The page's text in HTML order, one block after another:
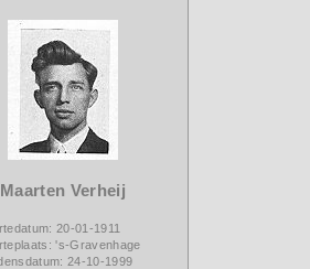
Maarten Verheij
20-01-1911
's-Gravenhage
24-10-1999